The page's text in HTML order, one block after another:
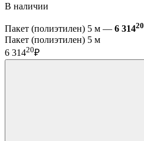
В наличии
Пакет (полиэтилен) 5 м — 6 31420
Пакет (полиэтилен) 5 м
6 31420₽